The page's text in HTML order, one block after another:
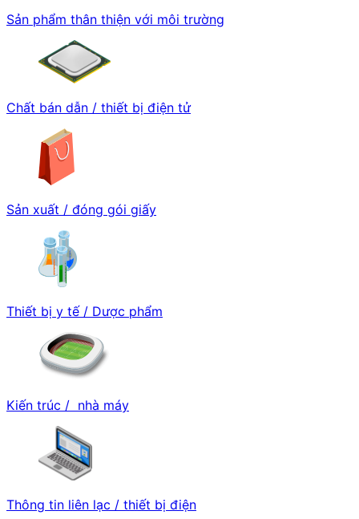
Sản phẩm thân thiện với môi trường
Chất bán dẫn / thiết bị điện tử
Sản xuất / đóng gói giấy
Thiết bị y tế / Dược phẩm
Kiến trúc / nhà máy
Thông tin liên lạc / thiết bị điện